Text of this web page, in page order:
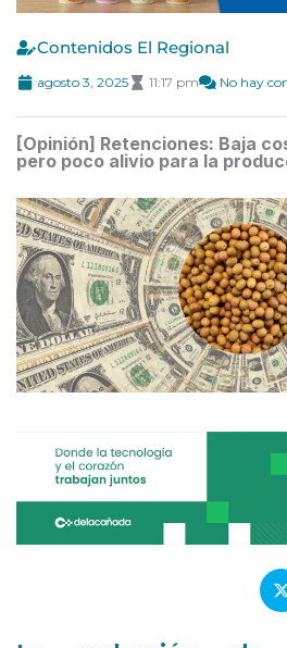
Contenidos El Regional
[Opinión] Retenciones: Baja